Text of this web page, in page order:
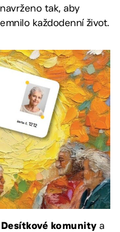
tak, aby
každodenní život.
komunity a